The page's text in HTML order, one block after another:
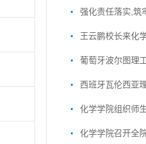
强化责任落实,
王云鹏校长来化
葡萄牙波尔图理
西班牙瓦伦西亚
化学学院组织师
化学学院召开全